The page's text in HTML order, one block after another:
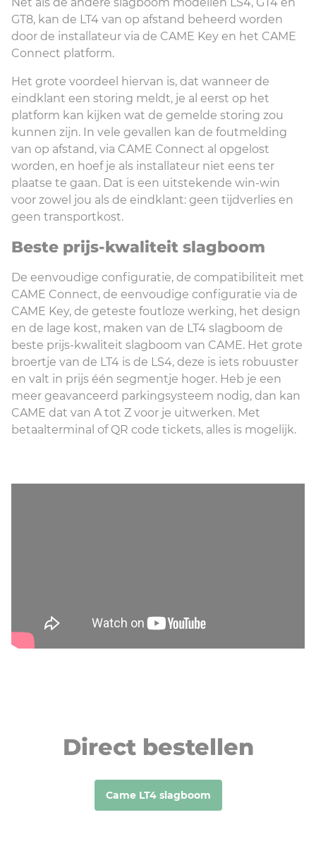
GT8, kan de LT4 van op afstand beheerd worden
door de installateur via de CAME Key en het CAME
Connect platform.
Het grote voordeel hiervan is, dat wanneer de
eindklant een storing meldt, je al eerst op het
platform kan kijken wat de gemelde storing zou
kunnen zijn. In vele gevallen kan de foutmelding
van op afstand, via CAME Connect al opgelost
worden, en hoef je als installateur niet eens ter
plaatse te gaan. Dat is een uitstekende win-win
voor zowel jou als de eindklant: geen tijdverlies en
geen transportkost.
Beste prijs-kwaliteit slagboom
De eenvoudige configuratie, de compatibiliteit met
CAME Connect, de eenvoudige configuratie via de
CAME Key, de geteste foutloze werking, het design
en de lage kost, maken van de LT4 slagboom de
beste prijs-kwaliteit slagboom van CAME. Het grote
broertje van de LT4 is de LS4, deze is iets robuuster
en valt in prijs één segmentje hoger. Heb je een
meer geavanceerd parkingsysteem nodig, dan kan
CAME dat van A tot Z voor je uitwerken. Met
betaalterminal of QR code tickets, alles is mogelijk.
Direct bestellen
Came LT4 slagboom